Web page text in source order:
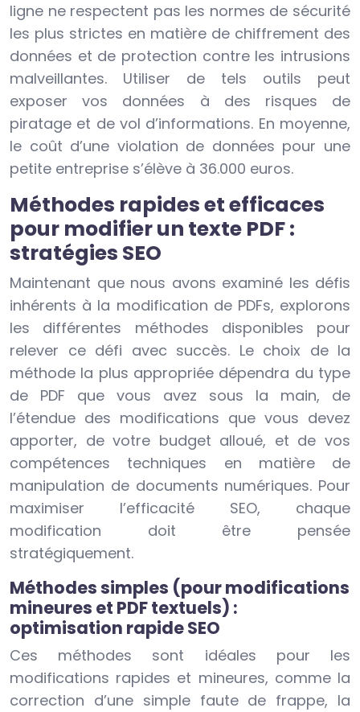
ligne ne respectent pas les normes de sécurité
les plus strictes en matière de chiffrement des
données et de protection contre les intrusions
malveillantes. Utiliser de tels outils peut
exposer vos données à des risques de
piratage et de vol d’informations. En moyenne,
le coût d’une violation de données pour une
petite entreprise s’élève à 36.000 euros.
Méthodes rapides et efficaces
pour modifier un texte PDF :
stratégies SEO
Maintenant que nous avons examiné les défis
inhérents à la modification de PDFs, explorons
les différentes méthodes disponibles pour
relever ce défi avec succès. Le choix de la
méthode la plus appropriée dépendra du type
de PDF que vous avez sous la main, de
l’étendue des modifications que vous devez
apporter, de votre budget alloué, et de vos
compétences techniques en matière de
manipulation de documents numériques. Pour
maximiser l’efficacité SEO, chaque
modification doit être pensée
stratégiquement.
Méthodes simples (pour modifications
mineures et PDF textuels) :
optimisation rapide SEO
Ces méthodes sont idéales pour les
modifications rapides et mineures, comme la
correction d’une simple faute de frappe, la